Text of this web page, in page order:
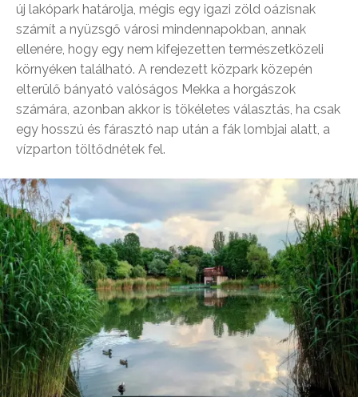
új lakópark határolja, mégis egy igazi zöld oázisnak
számít a nyüzsgő városi mindennapokban, annak
ellenére, hogy egy nem kifejezetten természetközeli
környéken található. A rendezett közpark közepén
elterülő bányató valóságos Mekka a horgászok
számára, azonban akkor is tökéletes választás, ha csak
egy hosszú és fárasztó nap után a fák lombjai alatt, a
vízparton töltődnétek fel.